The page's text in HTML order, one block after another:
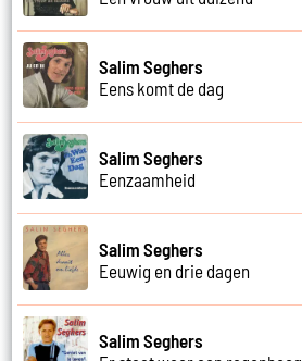
Salim Seghers
Eens komt de dag
Salim Seghers
Eenzaamheid
Salim Seghers
Eeuwig en drie dagen
Salim Seghers